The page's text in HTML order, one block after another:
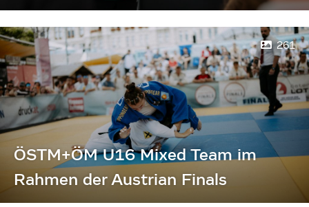
261
ÖSTM+ÖM U16 Mixed Team im
Rahmen der Austrian Finals